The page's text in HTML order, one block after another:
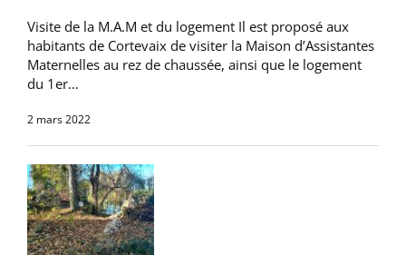
Visite de la M.A.M et du logement Il est proposé aux
habitants de Cortevaix de visiter la Maison d’Assistantes
Maternelles au rez de chaussée, ainsi que le logement
du 1er…
2 mars 2022